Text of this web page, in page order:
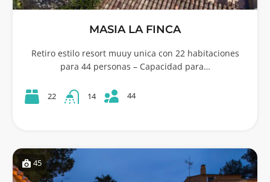
MASIA LA FINCA
Retiro estilo resort muuy unica con 22 habitaciones
para 44 personas – Capacidad para…
22 14 44
45